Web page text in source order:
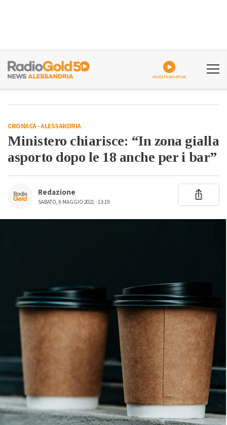
ASCOLTA GOLDPLAY
CRONACA-ALESSANDRIA
Ministero chiarisce: “In zona gialla
asporto dopo le 18 anche per i bar”
Redazione
SABATO, 8 MAGGIO 2021 - 13:19